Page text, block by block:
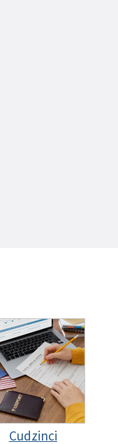
Cudzinci